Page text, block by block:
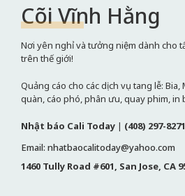
Cõi Vĩnh Hằng
Nơi yên nghỉ và tưởng niệm dành cho
trên thế giới!
Quảng cáo cho các dịch vụ tang lễ:
quàn, cáo phó, phân ưu, quay phim, in
Nhật báo Cali Today | (408) 297-8271
Email: nhatbaocalitoday@yahoo.com
1460 Tully Road #601, San Jose, CA